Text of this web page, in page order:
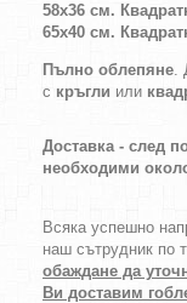
58х36 см.
65х40 см.
Пълно облепяне.
с кръгли или
Доставка - след
необходими
Всяка успешно
наш сътрудник по
обаждане да
Ви доставим